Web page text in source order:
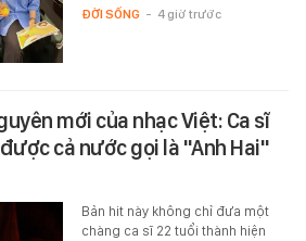
ĐỜI SỐNG - 4 giờ trước
mới của nhạc Việt: Ca sĩ
cả nước gọi là "Anh Hai"
Bản hit này không chỉ đưa một
chàng ca sĩ 22 tuổi thành hiện